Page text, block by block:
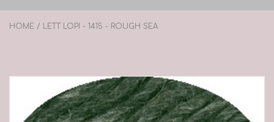
HOME / LETT LOPI - 1415 - ROUGH SEA